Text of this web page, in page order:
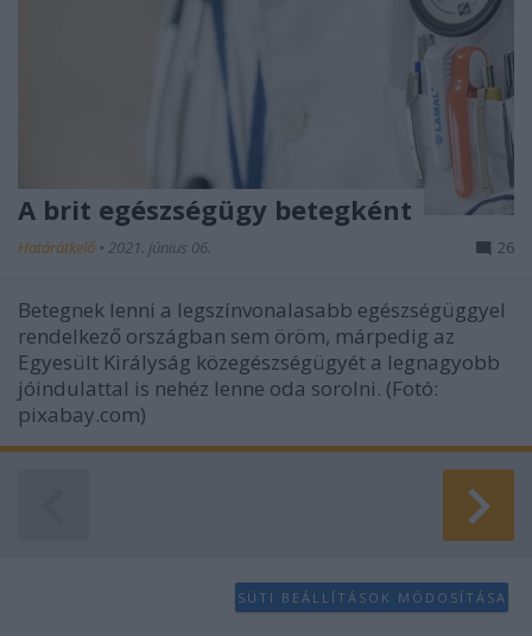
A brit egészségügy betegként
Határátkelő • 2021. június 06. 26
Betegnek lenni a legszínvonalasabb egészségüggyel
rendelkező országban sem öröm, márpedig az
Egyesült Királyság közegészségügyét a legnagyobb
jóindulattal is nehéz lenne oda sorolni. (Fotó:
pixabay.com)
SÜTI BEÁLLÍTÁSOK MÓDOSÍTÁSA